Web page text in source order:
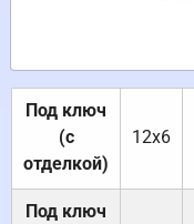
Под ключ
(с
отделкой)
12х6
Под ключ